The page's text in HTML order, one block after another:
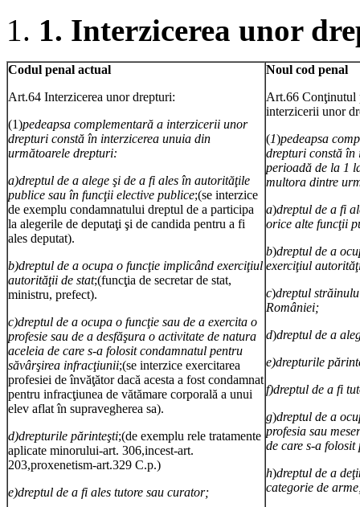
1. Interzicerea unor
Codul penal actual
Art.64 Interzicerea unor drepturi:
(1)pedeapsa complementară a interzicerii unor
drepturi constă în interzicerea unuia din
următoarele drepturi:
a)dreptul de a alege şi de a fi ales în autorităţile
publice sau în funcţii elective publice;(se interzice
de exemplu condamnatului dreptul de a participa
la alegerile de deputaţi şi de candida pentru a fi
ales deputat).
b)dreptul de a ocupa o funcţie implicând exerciţiul
autorităţii de stat;(funcţia de secretar de stat,
ministru, prefect).
c)dreptul de a ocupa o funcţie sau de a exercita o
profesie sau de a desfăşura o activitate de natura
aceleia de care s-a folosit condamnatul pentru
săvârşirea infracţiunii;(se interzice exercitarea
profesiei de învăţător dacă acesta a fost condamnat
pentru infracţiunea de vătămare corporală a unui
elev aflat în supravegherea sa).
d)drepturile părinteşti;(de exemplu rele tratamente
aplicate minorului-art. 306,incest-art.
203,proxenetism-art.329 C.p.)
e)dreptul de a fi ales tutore sau curator;
Noul cod penal
Art.66 Conţinutul
interzicerii unor
(1)pedeapsa
drepturi constă în
perioadă de la 1
multora dintre
a)dreptul de a fi
orice alte funcţii
b)dreptul de a
exerciţiul
c)dreptul
României;
d)dreptul de a
e)drepturile
f)dreptul de a fi
g)dreptul de a
profesia sau
de care s-a
h)dreptul de a
categorie de